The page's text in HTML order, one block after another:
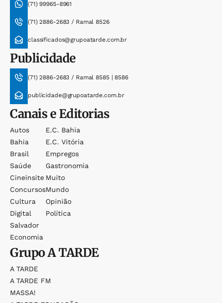
(71) 99965-8961
(71) 2886-2683 / Ramal 8526
classificados@grupoatarde.com.br
Publicidade
(71) 2886-2683 / Ramal 8585 | 8586
publicidade@grupoatarde.com.br
Canais e Editorias
Autos
Bahia
Brasil
Saúde
Cineinsite
Concursos
Cultura
Digital
Salvador
Economia
E.c. Bahia
E.c. Vitória
Empregos
Gastronomia
Muito
Mundo
Opinião
Política
GrupoA TARDE
A TARDE
A TARDE FM
MASSA!